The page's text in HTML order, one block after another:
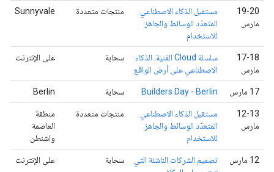
‫19-20
مارس
مستقبل الذكاء الاصطناعي
المتعدّد الوسائط والجاهز
للاستخدام
منتجات متعددة Sunnyvale
‫17-18
مارس
سلسلة Cloud الفنية: الذكاء
الاصطناعي على أرض الواقع
سحابة على الإنترنت
‫17 مارس Builders Day - Berlin سحابة Berlin
‫12-13
مارس
مستقبل الذكاء الاصطناعي
المتعدّد الوسائط والجاهز
للاستخدام
منتجات متعددة
منطقة
العاصمة
واشنطن
‫12 مارس
تصميم الشركات الناشئة التي
سحابة على الإنترنت